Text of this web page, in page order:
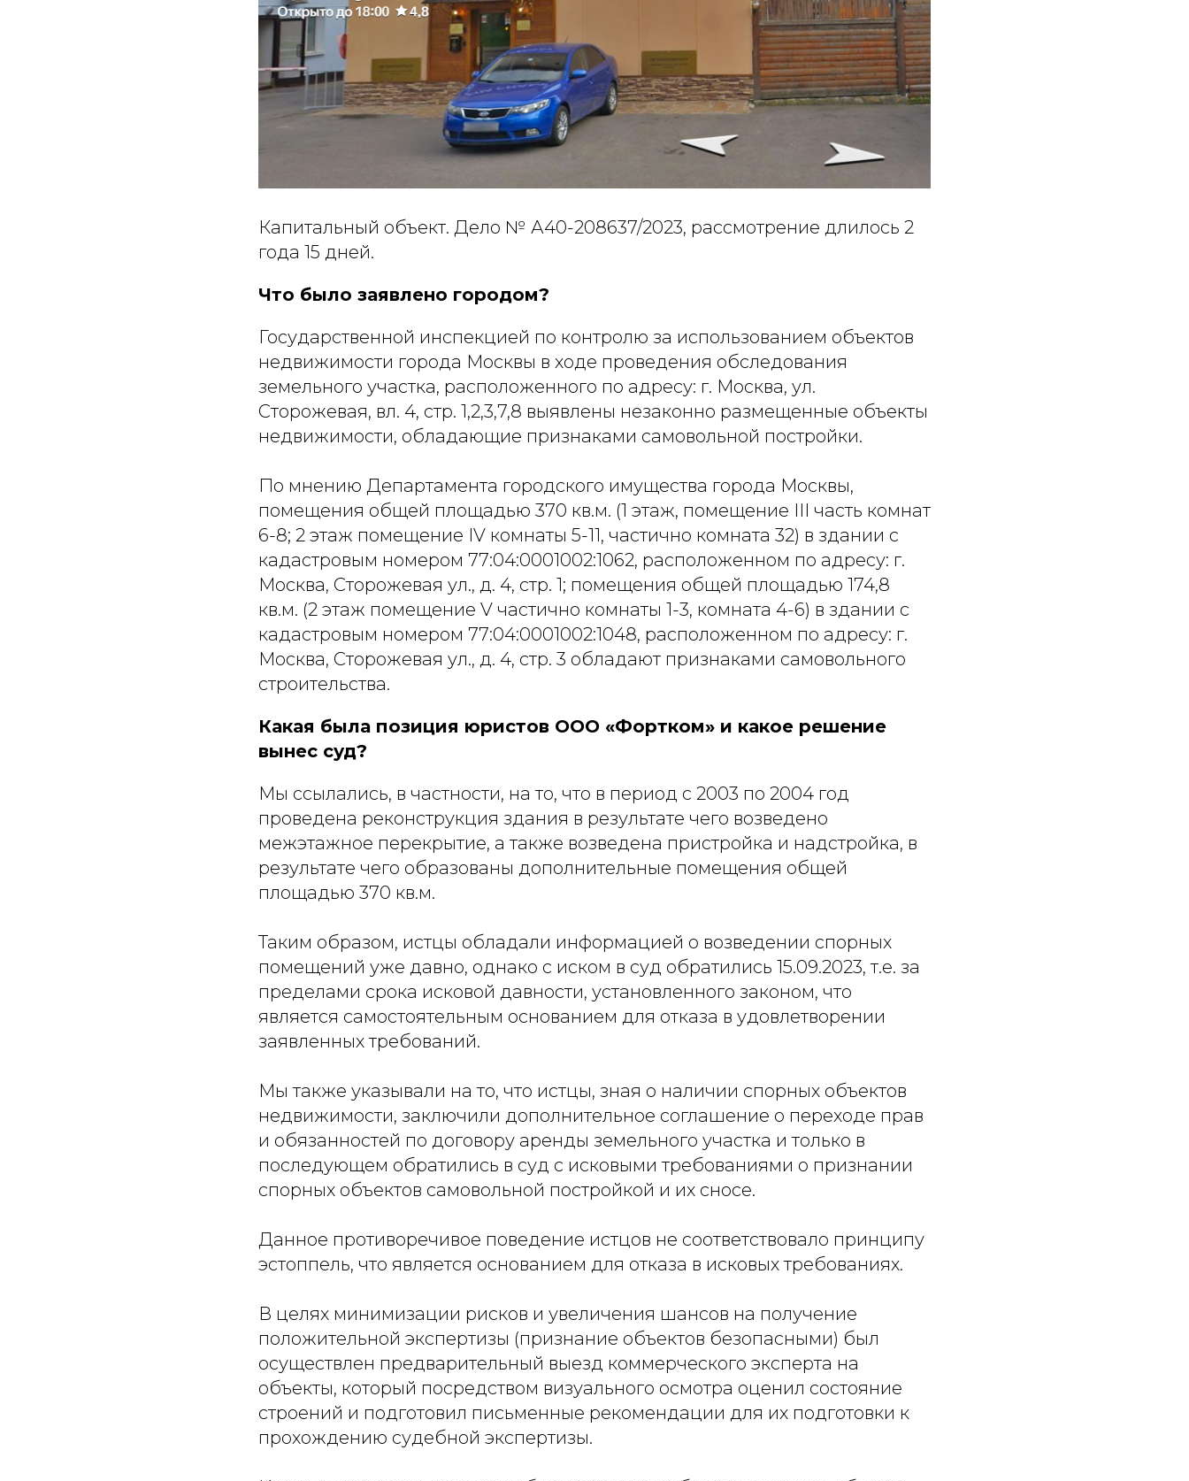
Капитальный объект. Дело № А40-208637/2023, рассмотрение длилось 2
года 15 дней.
Что было заявлено городом?
Государственной инспекцией по контролю за использованием объектов
недвижимости города Москвы в ходе проведения обследования
земельного участка, расположенного по адресу: г. Москва, ул.
Сторожевая, вл. 4, стр. 1,2,3,7,8 выявлены незаконно размещенные объекты
недвижимости, обладающие признаками самовольной постройки.
По мнению Департамента городского имущества города Москвы,
помещения общей площадью 370 кв.м. (1 этаж, помещение III часть комнат
6-8; 2 этаж помещение IV комнаты 5-11, частично комната 32) в здании с
кадастровым номером 77:04:0001002:1062, расположенном по адресу: г.
Москва, Сторожевая ул., д. 4, стр. 1; помещения общей площадью 174,8
кв.м. (2 этаж помещение V частично комнаты 1-3, комната 4-6) в здании с
кадастровым номером 77:04:0001002:1048, расположенном по адресу: г.
Москва, Сторожевая ул., д. 4, стр. 3 обладают признаками самовольного
строительства.
Какая была позиция юристов ООО «Фортком» и какое решение
вынес суд?
Мы ссылались, в частности, на то, что в период с 2003 по 2004 год
проведена реконструкция здания в результате чего возведено
межэтажное перекрытие, а также возведена пристройка и надстройка, в
результате чего образованы дополнительные помещения общей
площадью 370 кв.м.
Таким образом, истцы обладали информацией о возведении спорных
помещений уже давно, однако с иском в суд обратились 15.09.2023, т.е. за
пределами срока исковой давности, установленного законом, что
является самостоятельным основанием для отказа в удовлетворении
заявленных требований.
Мы также указывали на то, что истцы, зная о наличии спорных объектов
недвижимости, заключили дополнительное соглашение о переходе прав
и обязанностей по договору аренды земельного участка и только в
последующем обратились в суд с исковыми требованиями о признании
спорных объектов самовольной постройкой и их сносе.
Данное противоречивое поведение истцов не соответствовало принципу
эстоппель, что является основанием для отказа в исковых требованиях.
В целях минимизации рисков и увеличения шансов на получение
положительной экспертизы (признание объектов безопасными) был
осуществлен предварительный выезд коммерческого эксперта на
объекты, который посредством визуального осмотра оценил состояние
строений и подготовил письменные рекомендации для их подготовки к
прохождению судебной экспертизы.